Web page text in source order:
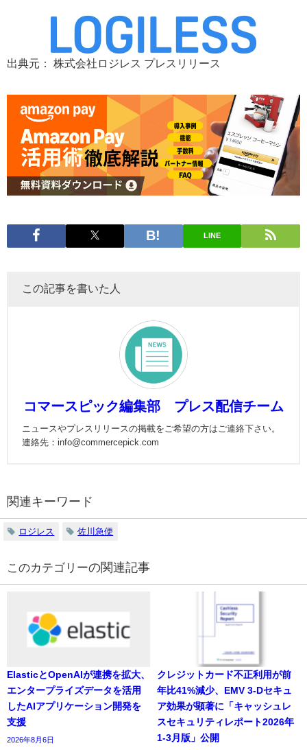
出典元： 株式会社ロジレス プレスリリース
LINE
この記事を書いた人
コマースピック編集部 プレス配信チーム
ニュースやプレスリリースの掲載をご希望の方はご連絡下さい。
連絡先：info@commercepick.com
関連キーワード
ロジレス 佐川急便
の関連記事
ElasticとOpenAIが連携を拡大、
エンタープライズデータを活用
したAIアプリケーション開発を
支援
2026年8月6日
クレジットカード不正利用が前
年比41%減少、EMV 3-Dセキュ
ア効果が顕著に「キャッシュレ
スセキュリティレポート2026年
1-3月版」公開